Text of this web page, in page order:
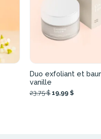
Duo exfoliant et
vanille
23,75 $ 19,99 $